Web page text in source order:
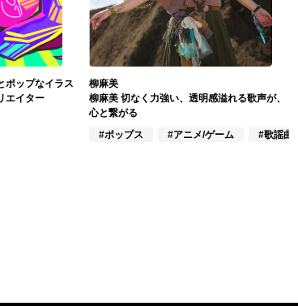
ップなイラス
エイター
柳麻美
柳麻美 切なく力強い、透明感溢れる歌声が、
心と繋がる
#ポップス
#アニメ/ゲーム #歌謡曲